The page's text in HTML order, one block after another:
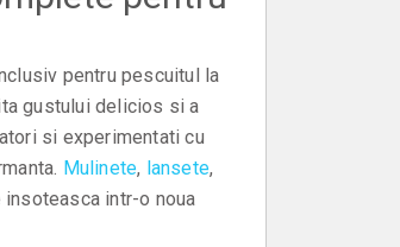
pentru pescuitul la
gustului delicios si a
si experimentati cu
Mulinete, lansete,
intr-o noua